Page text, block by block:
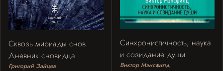
Сквозь мириады снов.
Дневник сновидца
Григорий Зайцев
Синхронистичность, наука
и созидание души
Виктор Мэнсфилд